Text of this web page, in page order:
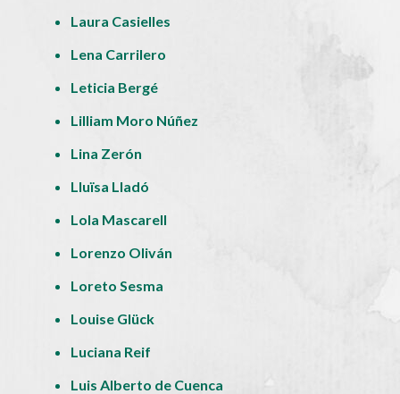
Laura Casielles
Lena Carrilero
Leticia Bergé
Lilliam Moro Núñez
Lina Zerón
Lluïsa Lladó
Lola Mascarell
Lorenzo Oliván
Loreto Sesma
Louise Glück
Luciana Reif
Luis Alberto de Cuenca